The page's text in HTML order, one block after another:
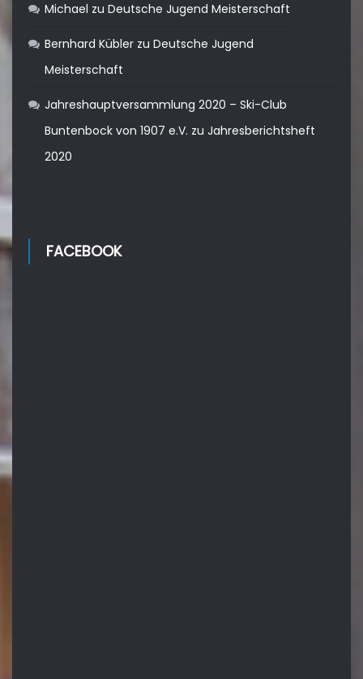
Michael zuDeutsche Jugend Meisterschaft
Bernhard Kübler zuDeutsche Jugend
Meisterschaft
Jahreshauptversammlung 2020 – Ski-Club
Buntenbock von 1907 e.V. zuJahresberichtsheft
2020
FACEBOOK